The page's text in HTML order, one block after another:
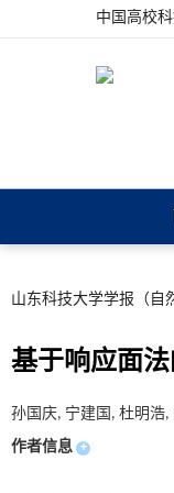
中国高校
山东科技大学学报（自
基于响应面
孙国庆, 宁建国, 杜明浩,
作者信息 +